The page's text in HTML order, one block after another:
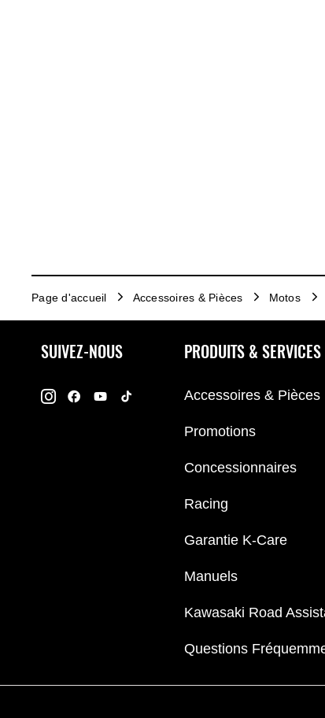
Page d'accueil Accessoires & Pièces Motos
SUIVEZ-NOUS PRODUITS & SERVICES
Accessoires & Pièces
Promotions
Concessionnaires
Racing
Garantie K-Care
Manuels
Kawasaki Road
Questions